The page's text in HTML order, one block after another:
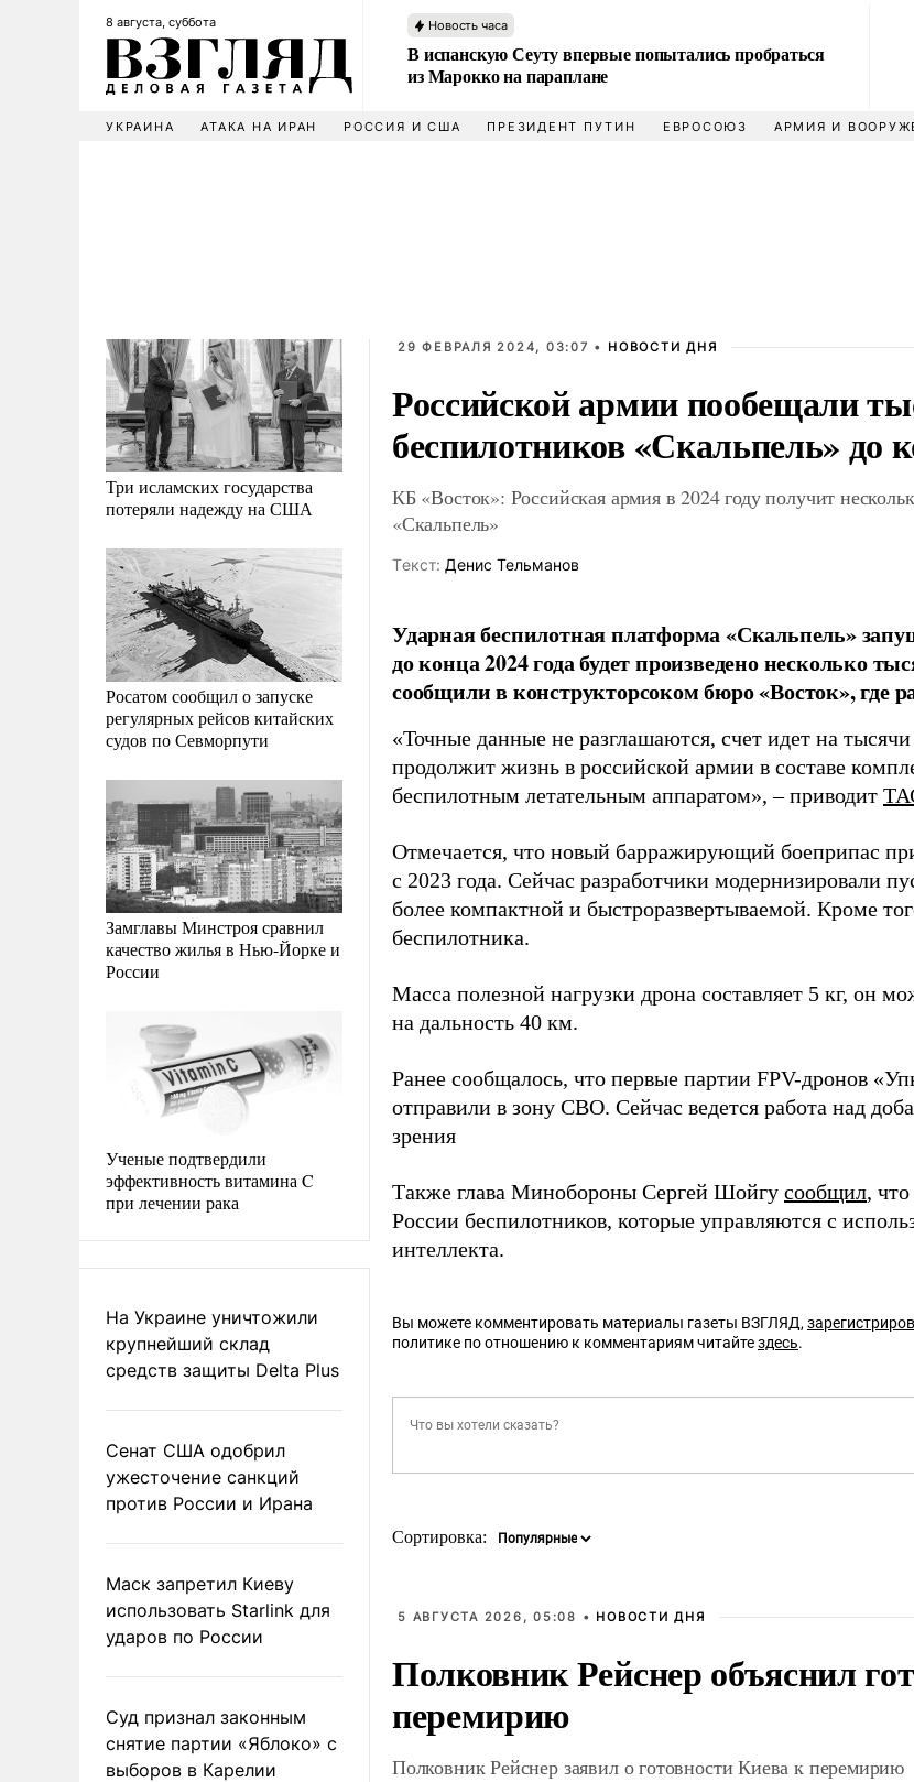
8 августа, суббота Новость часа
В испанскую Сеуту впервые попытались пробраться
из Марокко на параплане
УКРАИНА АТАКА НА ИРАН РОССИЯ И США ПРЕЗИДЕНТ ПУТИН ЕВРОСОЮЗ АРМИЯ И
Три исламских государства
потеряли надежду на США
Росатом сообщил о запуске
регулярных рейсов китайских
судов по Севморпути
Замглавы Минстроя сравнил
качество жилья в Нью-Йорке и
России
Ученые подтвердили
эффективность витамина C
при лечении рака
На Украине уничтожили
крупнейший склад
средств защиты Delta Plus
Сенат США одобрил
ужесточение санкций
против России и Ирана
Маск запретил Киеву
использовать Starlink для
ударов по России
Суд признал законным
снятие партии «Яблоко» с
выборов в Карелии
29 ФЕВРАЛЯ 2024, 03:07 • НОВОСТИ ДНЯ
Российской армии пообещали
беспилотников «Скальпель» до
КБ «Восток»: Российская армия в 2024 году получит
«Скальпель»
Tекст: Денис Тельманов
Ударная беспилотная платформа «Скальпель»
до конца 2024 года будет произведено несколько
сообщили в конструкторсоком бюро «Восток», где
«Точные данные не разглашаются, счет идет на
продолжит жизнь в российской армии в составе
беспилотным летательным аппаратом», – приводит
Отмечается, что новый барражирующий боеприпас
с 2023 года. Сейчас разработчики модернизировали
более компактной и быстроразвертываемой. Кроме
беспилотника.
Масса полезной нагрузки дрона составляет 5 кг, он
на дальность 40 км.
Ранее сообщалось, что первые партии FPV-дронов
отправили в зону СВО. Сейчас ведется работа над
зрения
Также глава Минобороны Сергей Шойгу сообщил,
России беспилотников, которые управляются с
интеллекта.
Вы можете комментировать материалы газеты ВЗГЛЯД,
политике по отношению к комментариям читайтездесь.
Сортировка:
5 АВГУСТА 2026, 05:08 • НОВОСТИ ДНЯ
Полковник Рейснер объяснил
перемирию
Полковник Рейснер заявил о готовности Киева к перемирию